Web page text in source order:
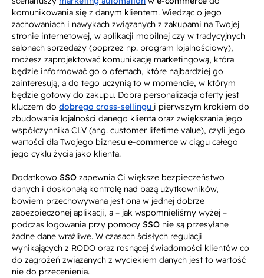
komunikowania się z danym klientem. Wiedząc o jego
zachowaniach i nawykach związanych z zakupami na Twojej
stronie internetowej, w aplikacji mobilnej czy w tradycyjnych
salonach sprzedaży (poprzez np. program lojalnościowy),
możesz zaprojektować komunikację marketingową, która
będzie informować go o ofertach, które najbardziej go
zainteresują, a do tego uczynią to w momencie, w którym
będzie gotowy do zakupu. Dobra personalizacja oferty jest
kluczem do dobrego cross-sellingu i pierwszym krokiem do
zbudowania lojalności danego klienta oraz zwiększania jego
współczynnika CLV (ang. customer lifetime value), czyli jego
wartości dla Twojego biznesu e-commerce w ciągu całego
jego cyklu życia jako klienta.
Dodatkowo SSO zapewnia Ci większe bezpieczeństwo
danych i doskonałą kontrolę nad bazą użytkowników,
bowiem przechowywana jest ona w jednej dobrze
zabezpieczonej aplikacji, a – jak wspomnieliśmy wyżej –
podczas logowania przy pomocy SSO nie są przesyłane
żadne dane wrażliwe. W czasach ścisłych regulacji
wynikających z RODO oraz rosnącej świadomości klientów co
do zagrożeń związanych z wyciekiem danych jest to wartość
nie do przecenienia.